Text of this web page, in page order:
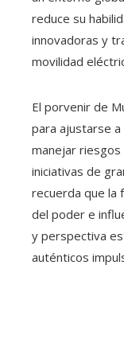
reduce su
innovadoras y
movilidad
El porvenir de
para ajustarse
manejar
iniciativas de
recuerda que la
del poder e
y perspectiva
auténticos